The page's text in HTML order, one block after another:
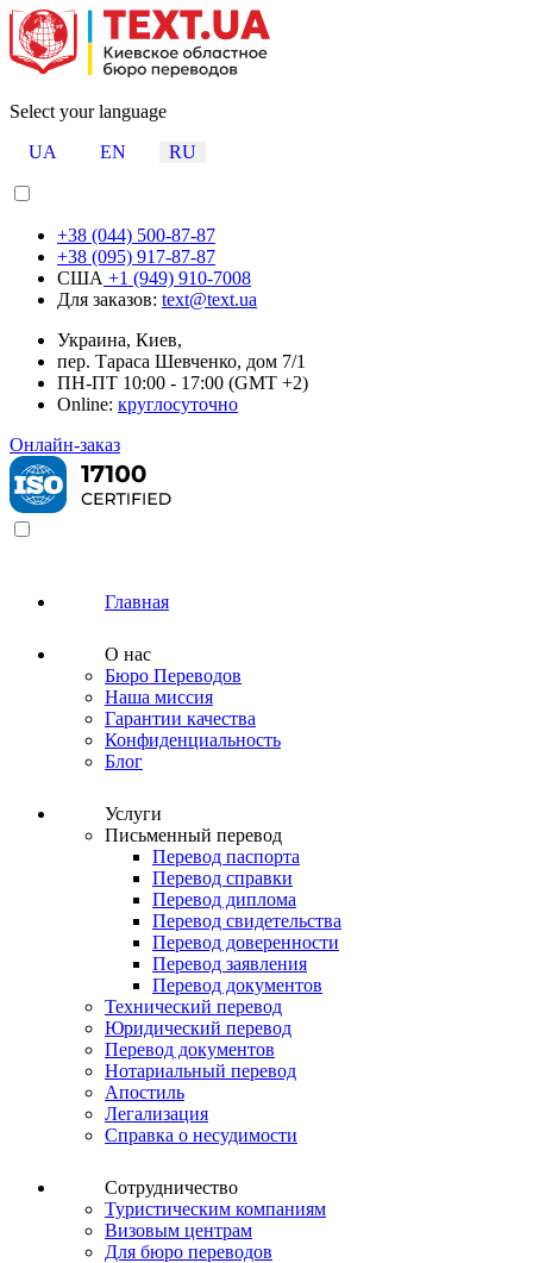
Select your language
UA
EN RU
+38 (044) 500-87-87
+38 (095) 917-87-87
США +1 (949) 910-7008
Для заказов: text@text.ua
Украина, Киев,
пер. Тараса Шевченко, дом 7/1
ПН-ПТ 10:00 - 17:00 (GMT +2)
Online: круглосуточно
Онлайн-заказ
Главная
О нас
Бюро Переводов
Наша миссия
Гарантии качества
Конфиденциальность
Блог
Услуги
Письменный перевод
Перевод паспорта
Перевод справки
Перевод диплома
Перевод свидетельства
Перевод доверенности
Перевод заявления
Перевод документов
Технический перевод
Юридический перевод
Перевод документов
Нотариальный перевод
Апостиль
Легализация
Справка о несудимости
Сотрудничество
Туристическим компаниям
Визовым центрам
Для бюро переводов